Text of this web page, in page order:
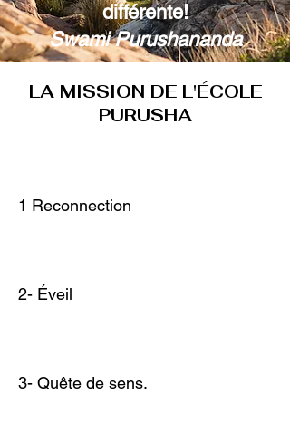
différente!
Swami Purushananda
LA MISSION DE L'ÉCOLE
PURUSHA
1 Reconnection
2- Éveil
3- Quête de sens.